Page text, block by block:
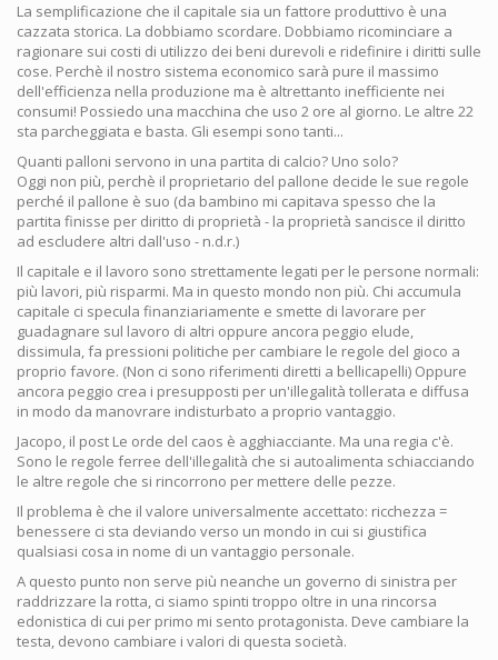
La semplificazione che il capitale sia un fattore produttivo è una
cazzata storica. La dobbiamo scordare. Dobbiamo ricominciare a
ragionare sui costi di utilizzo dei beni durevoli e ridefinire i diritti sulle
cose. Perchè il nostro sistema economico sarà pure il massimo
dell'efficienza nella produzione ma è altrettanto inefficiente nei
consumi! Possiedo una macchina che uso 2 ore al giorno. Le altre 22
sta parcheggiata e basta. Gli esempi sono tanti...
Quanti palloni servono in una partita di calcio? Uno solo?
Oggi non più, perchè il proprietario del pallone decide le sue regole
perché il pallone è suo (da bambino mi capitava spesso che la
partita finisse per diritto di proprietà - la proprietà sancisce il diritto
ad escludere altri dall'uso - n.d.r.)
Il capitale e il lavoro sono strettamente legati per le persone normali:
più lavori, più risparmi. Ma in questo mondo non più. Chi accumula
capitale ci specula finanziariamente e smette di lavorare per
guadagnare sul lavoro di altri oppure ancora peggio elude,
dissimula, fa pressioni politiche per cambiare le regole del gioco a
proprio favore. (Non ci sono riferimenti diretti a bellicapelli) Oppure
ancora peggio crea i presupposti per un'illegalità tollerata e diffusa
in modo da manovrare indisturbato a proprio vantaggio.
Jacopo, il post Le orde del caos è agghiacciante. Ma una regia c'è.
Sono le regole ferree dell'illegalità che si autoalimenta schiacciando
le altre regole che si rincorrono per mettere delle pezze.
Il problema è che il valore universalmente accettato: ricchezza =
benessere ci sta deviando verso un mondo in cui si giustifica
qualsiasi cosa in nome di un vantaggio personale.
A questo punto non serve più neanche un governo di sinistra per
raddrizzare la rotta, ci siamo spinti troppo oltre in una rincorsa
edonistica di cui per primo mi sento protagonista. Deve cambiare la
testa, devono cambiare i valori di questa società.